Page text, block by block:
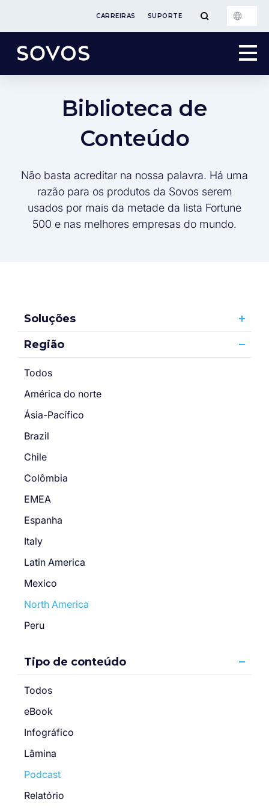
CARREIRAS SUPORTE
Biblioteca de
Conteúdo
Não basta acreditar na nossa palavra. Há uma
razão para os produtos da Sovos serem
usados por mais da metade da lista Fortune
500 e nas melhores empresas do mundo.
Soluções
Região
Todos
América do norte
Ásia-Pacífico
Brazil
Chile
Colômbia
EMEA
Espanha
Italy
Latin America
Mexico
North America
Peru
Tipo de conteúdo
Todos
eBook
Infográfico
Lâmina
Podcast
Relatório